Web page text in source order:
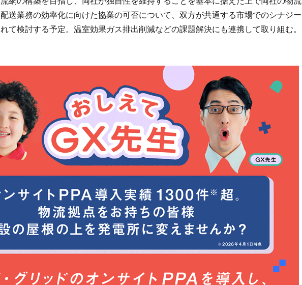
送業務の効率化に向けた協業の可否について、双方が共通する市場でのシナジー
て検討する予定。温室効果ガス排出削減などの課題解決にも連携して取り組む。